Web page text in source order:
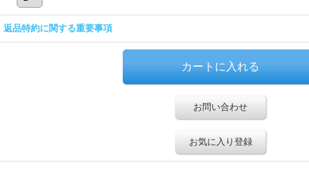
返品特約に関する重要事項
お問い合わせ
お気に入り登録